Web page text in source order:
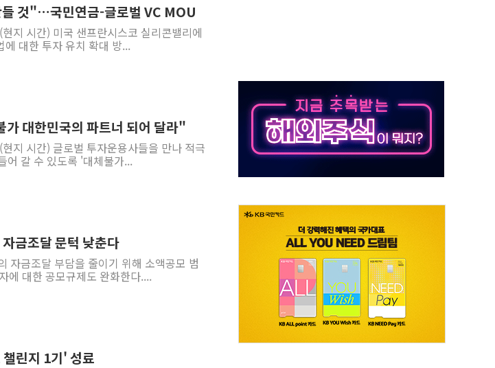
정 정치인 측근 포항시 정책특보 내정설...포항시 '시끌'
"해남 태양광, 대한민국 다음 100년 밑거름…수도권 집중 완화 전환점"
대통령, '6시간 마라톤 부동산 2차 회의' 주재… "전폭적 공급 확대·속도전 총력"
이란와이어 "이란 최고지도자 위독…곧 사망해도 놀랍지 않아"
동발전, 해남군에 국내 최대 규모 400MW 태양광 착공…여의도 1.6배 규모
도증시] 중동 불안 속 유가 상승에 소폭 하락...금융주 낙폭 커
것"…국민연금-글로벌 VC MOU
지 시간) 미국 샌프란시스코 실리콘밸리에
대한 투자 유치 확대 방...
대한민국의 파트너 되어 달라"
지 시간) 글로벌 투자운용사들을 만나 적극
어 갈 수 있도록 '대체불가...
금조달 문턱 낮춘다
자금조달 부담을 줄이기 위해 소액공모 범
에 대한 공모규제도 완화한다....
린지 1기' 성료